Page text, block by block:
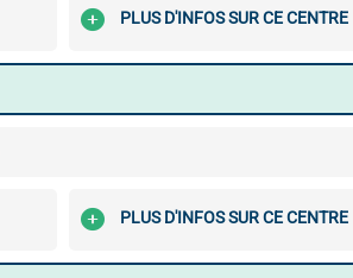
PLUS D'INFOS SUR CE CENTRE
PLUS D'INFOS SUR CE CENTRE